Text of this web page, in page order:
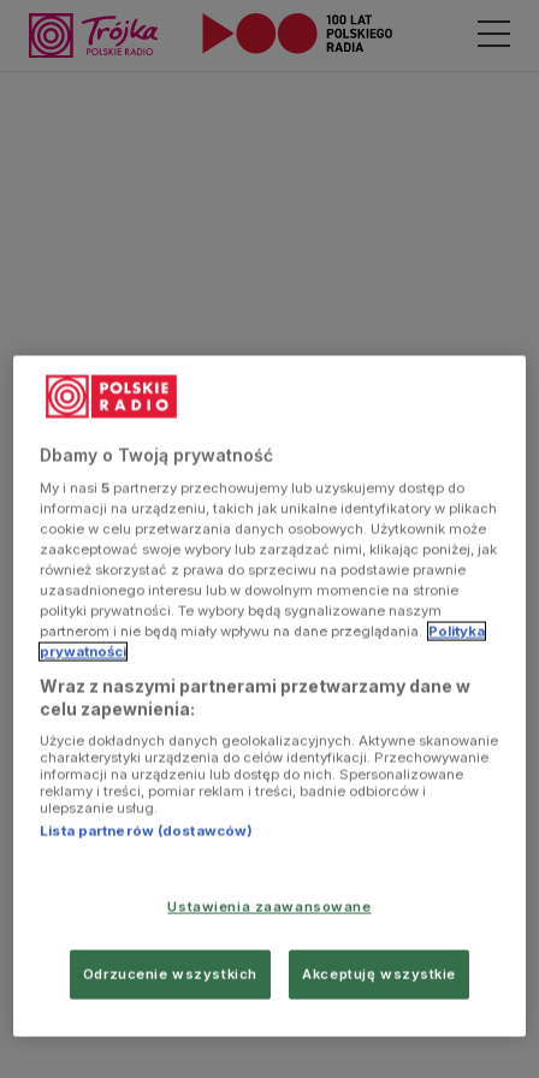
Dbamy o Twoją prywatność
My i nasi5 partnerzy przechowujemy lub uzyskujemy dostęp do
informacji na urządzeniu, takich jak unikalne identyfikatory w plikach
cookie w celu przetwarzania danych osobowych. Użytkownik może
zaakceptować swoje wybory lub zarządzać nimi, klikając poniżej, jak
również skorzystać z prawa do sprzeciwu na podstawie prawnie
uzasadnionego interesu lub w dowolnym momencie na stronie
polityki prywatności. Te wybory będą sygnalizowane naszym
partnerom i nie będą miały wpływu na dane przeglądania. Polityka
prywatności
Wraz z naszymi partnerami przetwarzamy dane w
celu zapewnienia:
Użycie dokładnych danych geolokalizacyjnych. Aktywne skanowanie
charakterystyki urządzenia do celów identyfikacji. Przechowywanie
informacji na urządzeniu lub dostęp do nich. Spersonalizowane
reklamy i treści, pomiar reklam i treści, badnie odbiorców i
ulepszanie usług.
Lista partnerów (dostawców)
Ustawienia zaawansowane
Odrzucenie wszystkich Akceptuję wszystkie